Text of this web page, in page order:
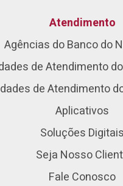
Atendimento
Agências do Banco do
de Atendimento
de Atendimento
Aplicativos
Soluções Digitais
Seja Nosso
Fale Conosco